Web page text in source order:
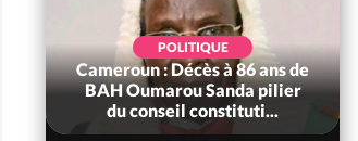
POLITIQUE
Cameroun : Décès à 86 ans de
BAH Oumarou Sanda pilier
du conseil constituti...